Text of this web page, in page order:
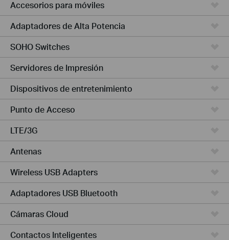
Accesorios para móviles
Adaptadores de Alta Potencia
SOHO Switches
Servidores de Impresión
Dispositivos de entretenimiento
Punto de Acceso
LTE/3G
Antenas
Wireless USB Adapters
Adaptadores USB Bluetooth
Cámaras Cloud
Contactos Inteligentes